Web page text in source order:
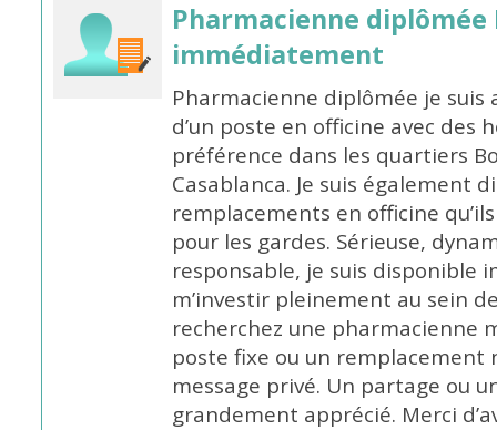
Pharmacienne diplômée
immédiatement
Pharmacienne diplômée je
d’un poste en officine avec des
préférence dans les quartiers
Casablanca. Je suis également
remplacements en officine
pour les gardes. Sérieuse,
responsable, je suis
m’investir pleinement au sein
recherchez une pharmacienne
poste fixe ou un remplacement
message privé. Un partage ou
grandement apprécié. Merci